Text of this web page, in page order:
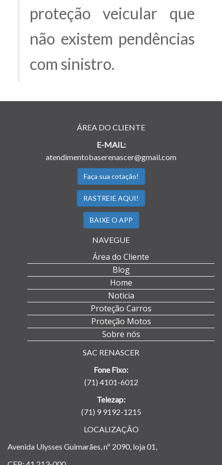
proteção veicular que
não existem pendências
com sinistro.
ÁREA DO CLIENTE
E-MAIL:
atendimentobaserenascer@gmail.com
Faça sua cotação!
RASTREIE AQUI!
BAIXE O APP
NAVEGUE
Área do Cliente
Blog
Home
Noticia
Proteção Carros
Proteção Motos
Sobre nós
SAC RENASCER
Fone Fixo:
(71) 4101-6012
Telezap:
(71) 9 9192-1215
LOCALIZAÇÃO
Avenida Ulysses Guimarães, nº 2090, loja 01,